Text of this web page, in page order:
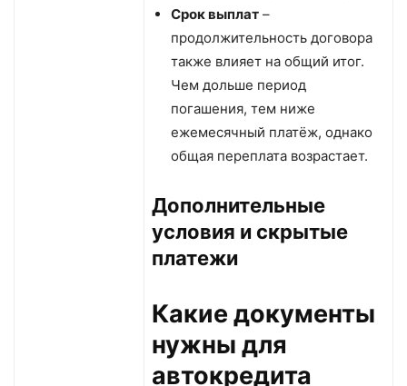
Срок выплат –
продолжительность договора
также влияет на общий итог.
Чем дольше период
погашения, тем ниже
ежемесячный платёж, однако
общая переплата возрастает.
Дополнительные
условия и скрытые
платежи
Какие документы
нужны для
автокредита